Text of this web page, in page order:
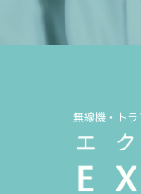
無線機・ト